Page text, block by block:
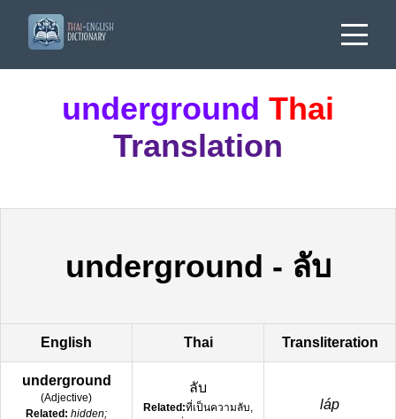
underground Thai
Translation
underground - ลับ
English Thai Transliteration
underground
(Adjective)
Related: hidden;
ลับ
Related:ที่เป็นความลับ,
láp